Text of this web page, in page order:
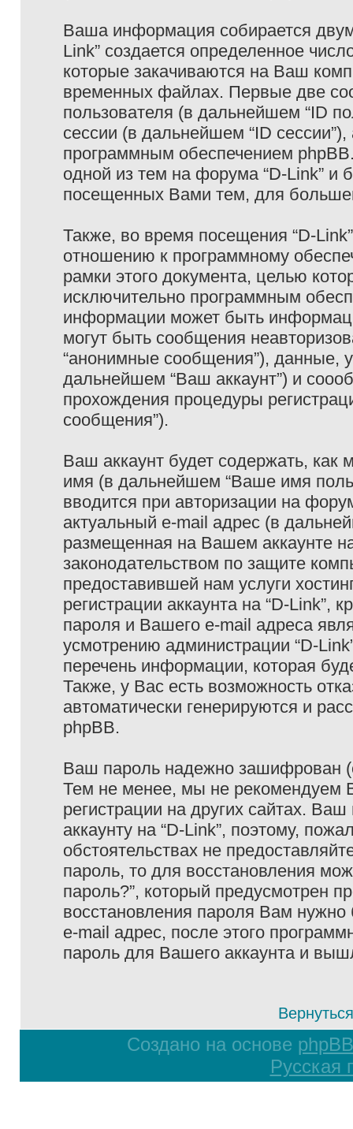
Ваша информация собирается
Link” создается определенное
которые закачиваются на Ваш
временных файлах. Первые две
пользователя (в дальнейшем “ID
сессии (в дальнейшем “ID
программным обеспечением
одной из тем на форума “D-Link” и
посещенных Вами тем, для
Также, во время посещения “D-
отношению к программному
рамки этого документа, целью
исключительно программным
информации может быть
могут быть сообщения
“анонимные сообщения”), данные,
дальнейшем “Ваш аккаунт”) и
прохождения процедуры
сообщения”).
Ваш аккаунт будет содержать,
имя (в дальнейшем “Ваше имя
вводится при авторизации на
актуальный e-mail адрес (в
размещенная на Вашем аккаунте
законодательством по защите
предоставившей нам услуги
регистрации аккаунта на “D-
пароля и Вашего e-mail адреса
усмотрению администрации “D-
перечень информации, которая
Также, у Вас есть возможность
автоматически генерируются и
phpBB.
Ваш пароль надежно зашифрован
Тем не менее, мы не рекомендуем
регистрации на других сайтах.
аккаунту на “D-Link”, поэтому,
обстоятельствах не
пароль, то для восстановления
пароль?”, который предусмотрен
восстановления пароля Вам
e-mail адрес, после этого
пароль для Вашего аккаунта и
Создано на основе phpBB
Русская